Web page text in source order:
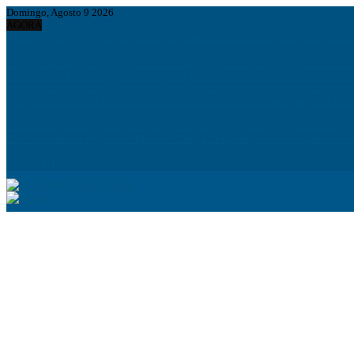
Domingo, Agosto 9 2026